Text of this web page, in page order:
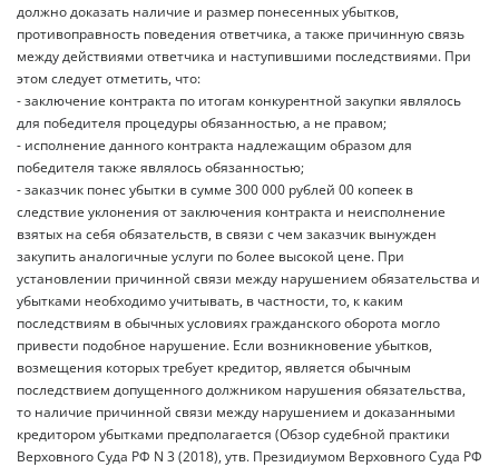
должно доказать наличие и размер понесенных убытков,
противоправность поведения ответчика, а также причинную связь
между действиями ответчика и наступившими последствиями. При
этом следует отметить, что:
- заключение контракта по итогам конкурентной закупки являлось
для победителя процедуры обязанностью, а не правом;
- исполнение данного контракта надлежащим образом для
победителя также являлось обязанностью;
- заказчик понес убытки в сумме 300 000 рублей 00 копеек в
следствие уклонения от заключения контракта и неисполнение
взятых на себя обязательств, в связи с чем заказчик вынужден
закупить аналогичные услуги по более высокой цене. При
установлении причинной связи между нарушением обязательства и
убытками необходимо учитывать, в частности, то, к каким
последствиям в обычных условиях гражданского оборота могло
привести подобное нарушение. Если возникновение убытков,
возмещения которых требует кредитор, является обычным
последствием допущенного должником нарушения обязательства,
то наличие причинной связи между нарушением и доказанными
кредитором убытками предполагается (Обзор судебной практики
Верховного Суда РФ N 3 (2018), утв. Президиумом Верховного Суда РФ